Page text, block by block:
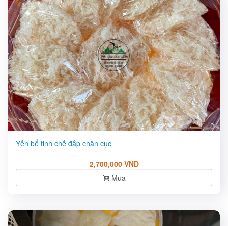
Yến bể tinh chế đắp chân cục
2,700,000 VND
Mua